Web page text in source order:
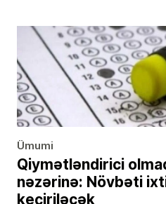
Ümumi
Qiymətləndirici
nəzərinə: Növbəti
keçiriləcək